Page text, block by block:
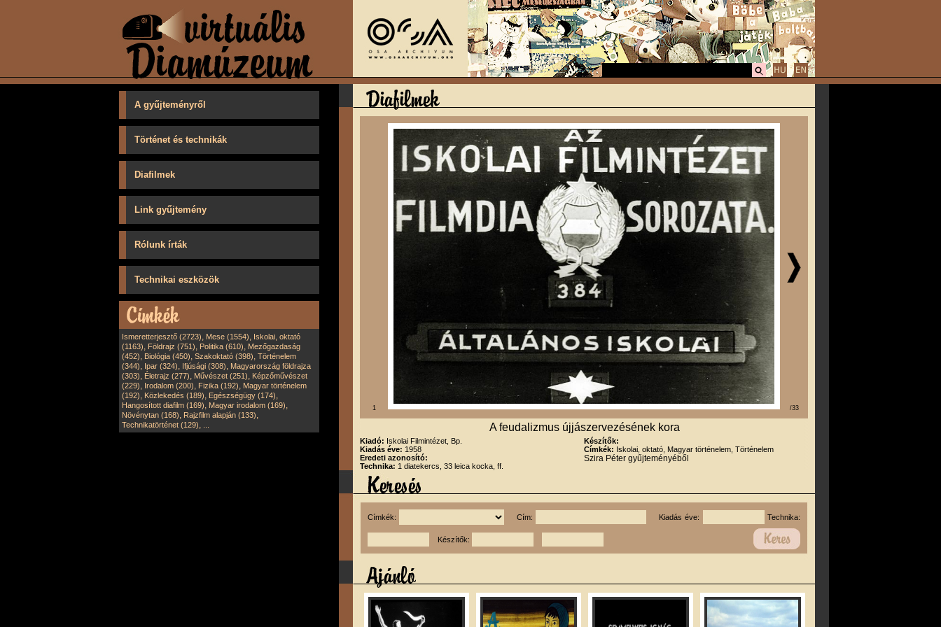
A gyűjteményről
Történet és technikák
Diafilmek
Link gyűjtemény
Rólunk írták
Technikai eszközök
Ismeretterjesztő (2723), Mese (1554), Iskolai, oktató
(1163), Földrajz (751), Politika (610), Mezőgazdaság
(452), Biológia (450), Szakoktató (398), Történelem
(344), Ipar (324), Ifjúsági (308), Magyarország földrajza
(303), Életrajz (277), Művészet (251), Képzőművészet
(229), Irodalom (200), Fizika (192), Magyar történelem
(192), Közlekedés (189), Egészségügy (174),
Hangosított diafilm (169), Magyar irodalom (169),
Növénytan (168), Rajzfilm alapján (133),
Technikatörténet (129),
1 /33
A feudalizmus újjászervezésének kora
Kiadó: Iskolai Filmintézet, Bp.
Kiadás éve: 1958
Eredeti azonosító:
Technika: 1 diatekercs, 33 leica kocka, ff.
Készítők:
Címkék: Iskolai, oktató, Magyar történelem, Történelem
Szira Péter gyűjteményéből
Címkék: Cím: Kiadás éve: Technika:
Készítők: